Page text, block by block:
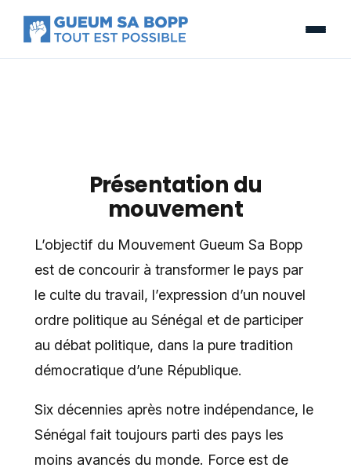
Présentation du
mouvement
L’objectif du Mouvement Gueum Sa Bopp
est de concourir à transformer le pays par
le culte du travail, l’expression d’un nouvel
ordre politique au Sénégal et de participer
au débat politique, dans la pure tradition
démocratique d’une République.
Six décennies après notre indépendance, le
Sénégal fait toujours parti des pays les
moins avancés du monde. Force est de